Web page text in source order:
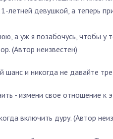
летней девушкой, а теперь
а уж я позабочусь, чтобы у
(Автор неизвестен)
и никогда не давайте
- измени свое отношение к
включить дуру. (Автор